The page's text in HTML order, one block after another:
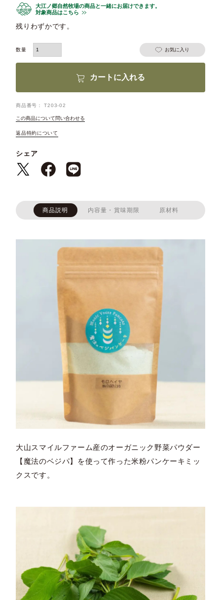
大江ノ郷自然牧場の商品と一緒にお届けできます。
対象商品はこちら
残りわずかです。
お気に入り
カートに入れる
商品番号 T203-02
この商品について問い合わせる
返品特約について
シェア
商品説明 内容量・賞味期限 原材料
大山スマイルファーム産のオーガニック野菜パウダー
【魔法のベジパ】を使って作った米粉パンケーキミッ
クスです。